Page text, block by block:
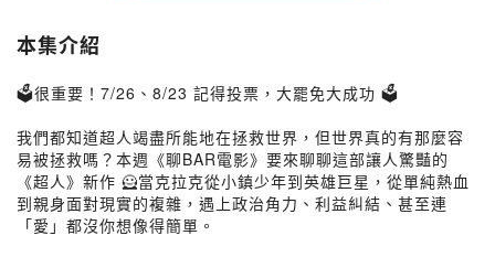
本集介紹
🗳️很重要！7/26、8/23 記得投票，大罷免大成功 🗳️
我們都知道超人竭盡所能地在拯救世界，但世界真的有那麼容
易被拯救嗎？本週《聊BAR電影》要來聊聊這部讓人驚豔的
《超人》新作 🦸當克拉克從小鎮少年到英雄巨星，從單純熱血
到親身面對現實的複雜，遇上政治角力、利益糾結、甚至連
「愛」都沒你想像得簡單。